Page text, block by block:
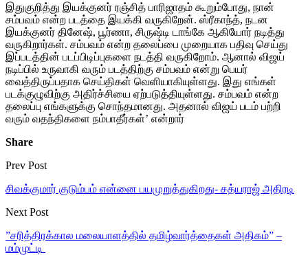
இதுகுறித்து இயக்குனர் ரஞ்சித் பாரிஜாதம் கூறும்போது, நான்
சம்பவம் என்ற படத்தை இயக்கி வருகிறேன். ஸ்ரீகாந்த், நடன
இயக்குனர் தினேஷ், பூர்ணா, சிருஷ்டி டாங்கே ஆகியோர் நடித்து
வருகிறார்கள். சம்பவம் என்ற தலைப்பை முறையாக பதிவு செய்து
இப்படத்தின் படப்பிடிப்புகளை நடத்தி வருகிறோம். ஆனால் விஜய்
நடிப்பில் உருவாகி வரும் படத்திற்கு சம்பவம் என்று பெயர்
வைத்திருப்பதாக செய்திகள் வெளியாகியுள்ளது. இது எங்கள்
படக்குழுவிற்கு அதிர்ச்சியை ஏற்படுத்தியுள்ளது. சம்பவம் என்ற
தலைப்பு எங்களுக்கு சொந்தமானது. அதனால் விஜய் படம் பற்றி
வரும் வதந்திகளை நம்பாதீர்கள்’ என்றார்
Share
Prev Post
சிவக்குமார் குடும்பம் என்னை பயமுறுத்துகிறது- சத்யராஜ் அதிரடி
Next Post
”சரித்திரக்கால மலையாளத்தில் தமிழ்வார்த்தைகள் அதிகம்” –
மம்முட்டி